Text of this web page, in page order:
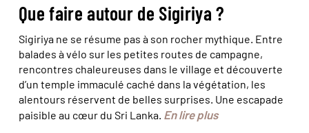
Que faire autour de Sigiriya ?
Sigiriya ne se résume pas à son rocher mythique. Entre
balades à vélo sur les petites routes de campagne,
rencontres chaleureuses dans le village et découverte
d’un temple immaculé caché dans la végétation, les
alentours réservent de belles surprises. Une escapade
paisible au cœur du Sri Lanka. En lire plus